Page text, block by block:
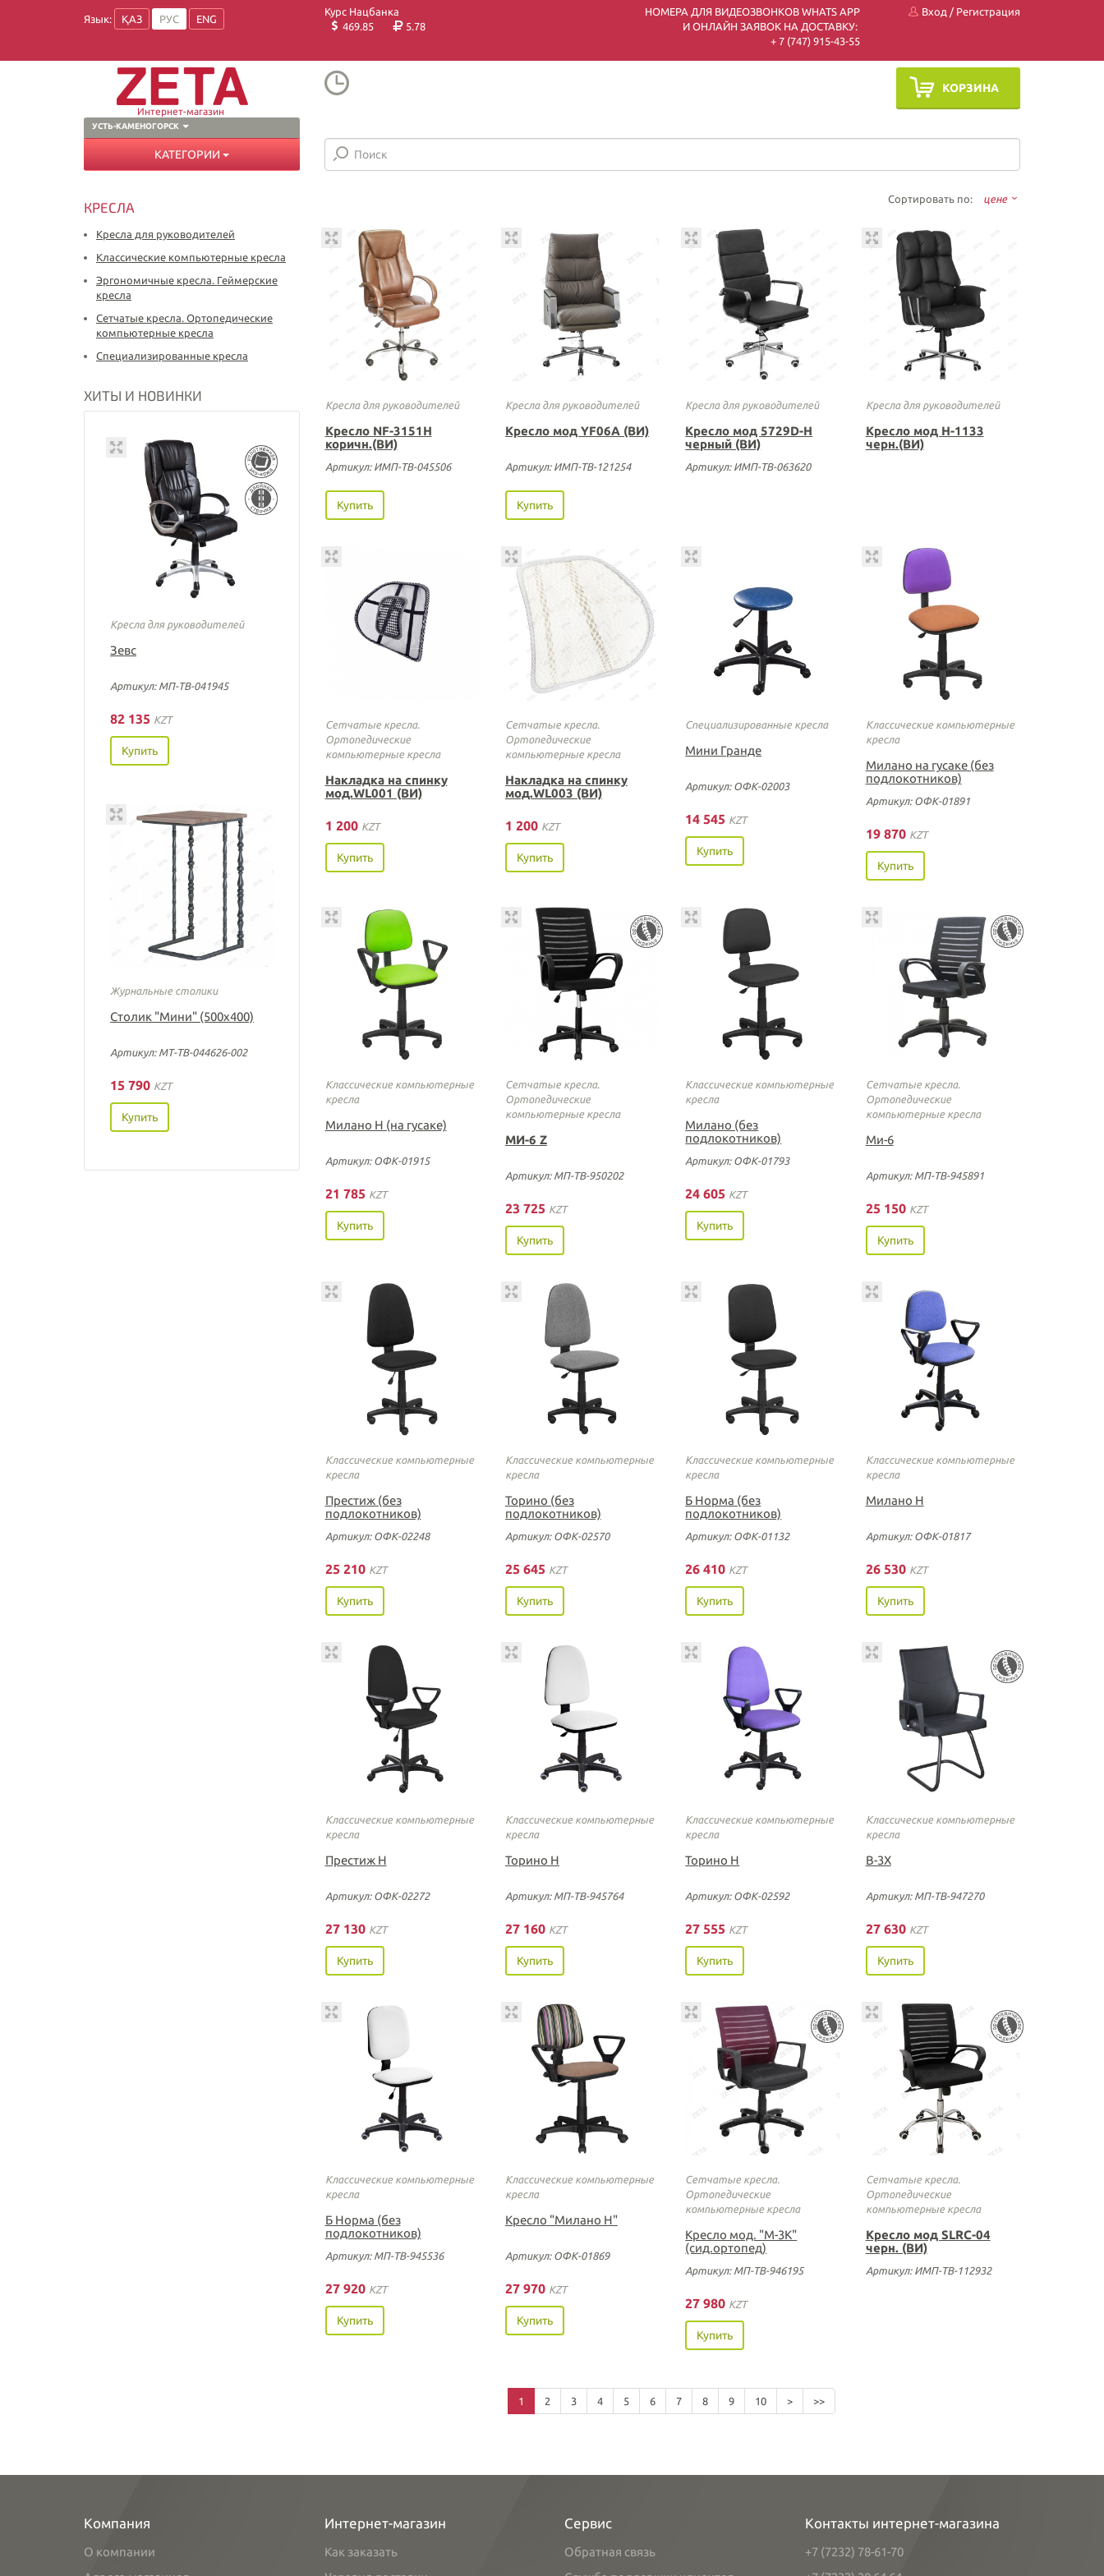
Язык: ҚАЗ РУС ENG
Курс Нацбанка
469.85
5.78
НОМЕРА ДЛЯ ВИДЕОЗВОНКОВ WHATS APP
И ОНЛАЙН ЗАЯВОК НА ДОСТАВКУ:
+ 7 (747) 915-43-55
Вход / Регистрация
УСТЬ-КАМЕНОГОРСК
Интернет-магазин
КОРЗИНА
КАТЕГОРИИ
КРЕСЛА
Кресла для руководителей
Классические компьютерные кресла
Эргономичные кресла. Геймерские
кресла
Сетчатые кресла. Ортопедические
компьютерные кресла
Специализированные кресла
ХИТЫ И НОВИНКИ
Кресла для руководителей
Зевс
Артикул: МП-ТВ-041945
82 135 KZT
Купить
Журнальные столики
Столик "Мини" (500х400)
Артикул: МТ-ТВ-044626-002
15 790 KZT
Купить
Сортировать по: цене
Кресла для руководителей
Кресло NF-3151H
коричн.(ВИ)
Артикул: ИМП-ТВ-045506
Купить
Кресла для руководителей
Кресло мод YF06A (ВИ)
Артикул: ИМП-ТВ-121254
Купить
Кресла для руководителей
Кресло мод 5729D-H
черный (ВИ)
Артикул: ИМП-ТВ-063620
Кресла для руководителей
Кресло мод Н-1133
черн.(ВИ)
Сетчатые кресла.
Ортопедические
компьютерные кресла
Накладка на спинку
мод.WL001 (ВИ)
1 200 KZT
Купить
Сетчатые кресла.
Ортопедические
компьютерные кресла
Накладка на спинку
мод.WL003 (ВИ)
1 200 KZT
Купить
Специализированные кресла
Мини Гранде
Артикул: ОФК-02003
14 545 KZT
Купить
Классические компьютерные
кресла
Милано на гусаке (без
подлокотников)
Артикул: ОФК-01891
19 870 KZT
Купить
Классические компьютерные
кресла
Милано Н (на гусаке)
Артикул: ОФК-01915
21 785 KZT
Купить
Сетчатые кресла.
Ортопедические
компьютерные кресла
МИ-6 Z
Артикул: МП-ТВ-950202
23 725 KZT
Купить
Классические компьютерные
кресла
Милано (без
подлокотников)
Артикул: ОФК-01793
24 605 KZT
Купить
Сетчатые кресла.
Ортопедические
компьютерные кресла
Ми-6
Артикул: МП-ТВ-945891
25 150 KZT
Купить
Классические компьютерные
кресла
Престиж (без
подлокотников)
Артикул: ОФК-02248
25 210 KZT
Купить
Классические компьютерные
кресла
Торино (без
подлокотников)
Артикул: ОФК-02570
25 645 KZT
Купить
Классические компьютерные
кресла
Б Норма (без
подлокотников)
Артикул: ОФК-01132
26 410 KZT
Купить
Классические компьютерные
кресла
Милано Н
Артикул: ОФК-01817
26 530 KZT
Купить
Классические компьютерные
кресла
Престиж Н
Артикул: ОФК-02272
27 130 KZT
Купить
Классические компьютерные
кресла
Торино Н
Артикул: МП-ТВ-945764
27 160 KZT
Купить
Классические компьютерные
кресла
Торино Н
Артикул: ОФК-02592
27 555 KZT
Купить
Классические компьютерные
кресла
B-3X
Артикул: МП-ТВ-947270
27 630 KZT
Купить
Классические компьютерные
кресла
Б Норма (без
подлокотников)
Артикул: МП-ТВ-945536
27 920 KZT
Купить
Классические компьютерные
кресла
Кресло "Милано Н"
Артикул: ОФК-01869
27 970 KZT
Купить
Сетчатые кресла.
Ортопедические
компьютерные кресла
Кресло мод. "М-3К"
(сид.ортопед)
Артикул: МП-ТВ-946195
27 980 KZT
Купить
Сетчатые кресла.
Ортопедические
компьютерные кресла
Кресло мод SLRC-04
черн. (ВИ)
Артикул: ИМП-ТВ-112932
1 2 3 4 5 6 7 8 9 10 > >>
Компания
О компании
Интернет-магазин
Как заказать
Сервис
Обратная связь
Контакты интернет-магазина
+7 (7232) 78-61-70